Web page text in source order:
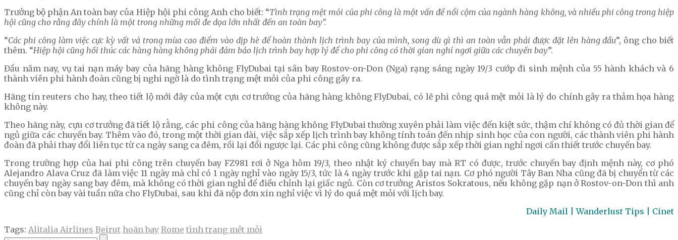
Trưởng bộ phận An toàn bay của Hiệp hội phi công Anh cho biết: “Tình trạng mệt mỏi của phi công là một vấn đề nổi cộm của ngành hàng không, và nhiều phi công trong hiệp
hội cũng cho rằng đây chính là một trong những mối đe dọa lớn nhất đến an toàn bay”.
“Các phi công làm việc cực kỳ vất vả trong mùa cao điểm vào dịp hè để hoàn thành lịch trình bay của mình, song dù gì thì an toàn vẫn phải được đặt lên hàng đầu”, ông cho biết
thêm. “Hiệp hội cũng hối thúc các hàng hàng không phải đảm bảo lịch trình bay hợp lý để cho phi công có thời gian nghỉ ngơi giữa các chuyến bay”.
Đầu năm nay, vụ tai nạn máy bay của hãng hàng không FlyDubai tại sân bay Rostov-on-Don (Nga) rạng sáng ngày 19/3 cướp đi sinh mệnh của 55 hành khách và 6
thành viên phi hành đoàn cũng bị nghi ngờ là do tình trạng mệt mỏi của phi công gây ra.
Hãng tin reuters cho hay, theo tiết lộ mới đây của một cựu cơ trưởng của hãng hàng không FlyDubai, có lẽ phi công quá mệt mỏi là lý do chính gây ra thảm họa hàng
không này.
Theo hãng này, cựu cơ trưởng đã tiết lộ rằng, các phi công của hãng hàng không FlyDubai thường xuyên phải làm việc đến kiệt sức, thậm chí không có đủ thời gian để
ngủ giữa các chuyến bay. Thêm vào đó, trong một thời gian dài, việc sắp xếp lịch trình bay không tính toán đến nhịp sinh học của con người, các thành viên phi hành
đoàn đã phải thay đổi liên tục từ ca ngày sang ca đêm, rồi lại đổi ngược lại. Các phi công cũng không được sắp xếp thời gian nghỉ ngơi cần thiết trước chuyến bay.
Trong trường hợp của hai phi công trên chuyến bay FZ981 rơi ở Nga hôm 19/3, theo nhật ký chuyến bay mà RT có được, trước chuyến bay định mệnh này, cơ phó
Alejandro Alava Cruz đã làm việc 11 ngày mà chỉ có 1 ngày nghỉ vào ngày 15/3, tức là 4 ngày trước khi gặp tai nạn. Cơ phó người Tây Ban Nha cũng đã bị chuyển từ các
chuyến bay ngày sang bay đêm, mà không có thời gian nghỉ để điều chỉnh lại giấc ngủ. Còn cơ trưởng Aristos Sokratous, nếu không gặp nạn ở Rostov-on-Don thì anh
cũng chỉ còn bay vài tuần nữa cho FlyDubai, sau khi đã nộp đơn xin nghỉ việc vì lý do quá mệt mỏi với lịch bay.
Daily Mail | Wanderlust Tips | Cinet
Tags: Alitalia Airlines Beirut hoãn bay Rome tình trang mệt mỏi